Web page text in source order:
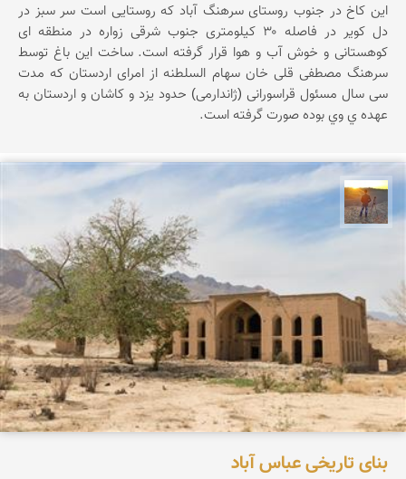
این کاخ در جنوب روستای سرهنگ آباد که روستایی است سر سبز در
دل کویر در فاصله ۳۰ کیلومتری جنوب شرقی زواره در منطقه ای
کوهستانی و خوش آب و هوا قرار گرفته است. ساخت این باغ توسط
سرهنگ مصطفی قلی خان سهام السلطنه از امرای اردستان که مدت
سی سال مسئول قراسورانی (ژاندارمی) حدود یزد و کاشان و اردستان به
عهده ي وي بوده صورت گرفته است.
مهدی مخلصیان
بنای تاریخی عباس آباد